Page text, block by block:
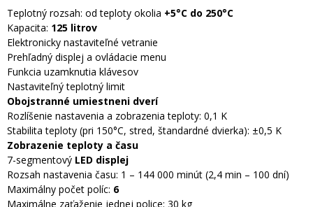
Teplotný rozsah: od teploty okolia +5°C do 250°C
Kapacita: 125 litrov
Elektronicky nastaviteľné vetranie
Prehľadný displej a ovládacie menu
Funkcia uzamknutia klávesov
Nastaviteľný teplotný limit
Obojstranné umiestneni dverí
Rozlíšenie nastavenia a zobrazenia teploty: 0,1 K
Stabilita teploty (pri 150°C, stred, štandardné dvierka): ±0,5 K
Zobrazenie teploty a času
7-segmentový LED displej
Rozsah nastavenia času: 1 – 144 000 minút (2,4 min – 100 dní)
Maximálny počet políc: 6
Maximálne zaťaženie jednej police: 30 kg